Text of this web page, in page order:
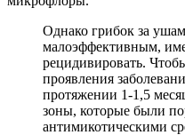
Однако грибок за
малоэффективным,
рецидивировать.
проявления
протяжении 1-1,5
зоны, которые были
антимикотическими